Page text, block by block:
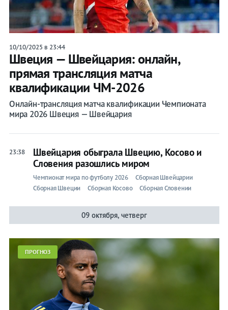
10/10/2025 в 23:44
Швеция — Швейцария: онлайн,
прямая трансляция матча
квалификации ЧМ-2026
Онлайн-трансляция матча квалификации Чемпионата
мира 2026 Швеция — Швейцария
23:38
Швейцария обыграла Швецию, Косово и
Словения разошлись миром
Чемпионат мира по футболу 2026
Сборная Швейцарии
Сборная Швеции
Сборная Косово Сборная Словении
09 октября, четверг
ПРОГНОЗ